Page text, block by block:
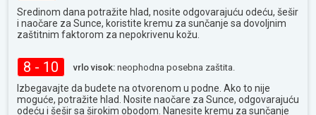
Sredinom dana potražite hlad, nosite odgovarajuću odeću, šešir
i naočare za Sunce, koristite kremu za sunčanje sa dovoljnim
zaštitnim faktorom za nepokrivenu kožu.
8 - 10 vrlo visok: neophodna posebna zaštita.
Izbegavajte da budete na otvorenom u podne. Ako to nije
moguće, potražite hlad. Nosite naočare za Sunce, odgovarajuću
odeću i šešir sa širokim obodom. Nanesite kremu za sunčanje